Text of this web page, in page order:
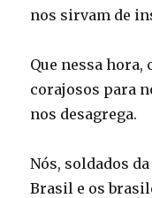
nos sirvam de
Que nessa hora,
corajosos para
nos desagrega.
Nós, soldados
Brasil e os